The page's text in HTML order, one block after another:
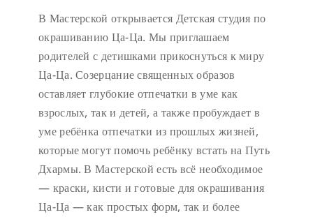
В Мастерской открывается Детская студия по
окрашиванию Ца-Ца. Мы приглашаем
родителей с детишками прикоснуться к миру
Ца-Ца. Созерцание священных образов
оставляет глубокие отпечатки в уме как
взрослых, так и детей, а также пробуждает в
уме ребёнка отпечатки из прошлых жизней,
которые могут помочь ребёнку встать на Путь
Дхармы. В Мастерской есть всё необходимое
— краски, кисти и готовые для окрашивания
Ца-Ца — как простых форм, так и более